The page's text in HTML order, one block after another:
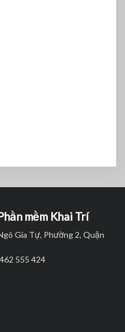
mềm Khai Trí
Gia Tự, Phường 2, Quận
555 424